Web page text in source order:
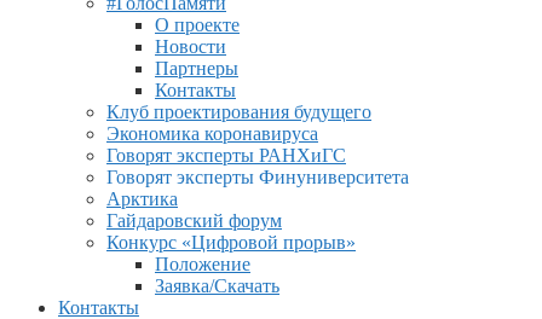
О проекте
Новости
Партнеры
Контакты
Клуб проектирования будущего
Экономика коронавируса
Говорят эксперты РАНХиГС
Говорят эксперты Финуниверситета
Арктика
Гайдаровский форум
Конкурс «Цифровой прорыв»
Положение
Заявка/Скачать
Контакты